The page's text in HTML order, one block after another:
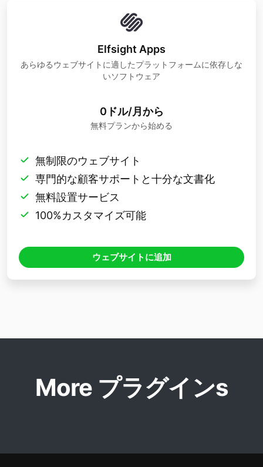
Elfsight Apps
あらゆるウェブサイトに適したプラットフォームに依存しな
いソフトウェア
0ドル/月から
無料プランから始める
無制限のウェブサイト
専門的な顧客サポートと十分な文書化
無料設置サービス
100%カスタマイズ可能
ウェブサイトに追加
More プラグインs